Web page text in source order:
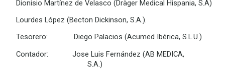
Dionisio Martínez de Velasco (Dräger Medical Hispania, S.A)
Lourdes López (Becton Dickinson, S.A.).
Tesorero: Diego Palacios (Acumed Ibérica, S.L.U.)
Contador: Jose Luis Fernández (AB MEDICA,
S.A.)